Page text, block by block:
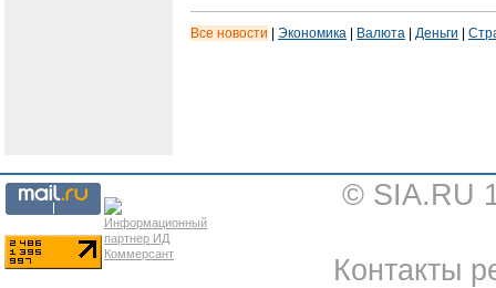
Все новости | Экономика | Валюта | Деньги |
© SIA.RU
Контакты